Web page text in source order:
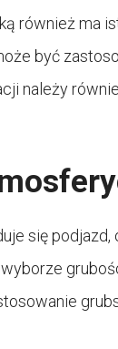
również ma
być
należy
się